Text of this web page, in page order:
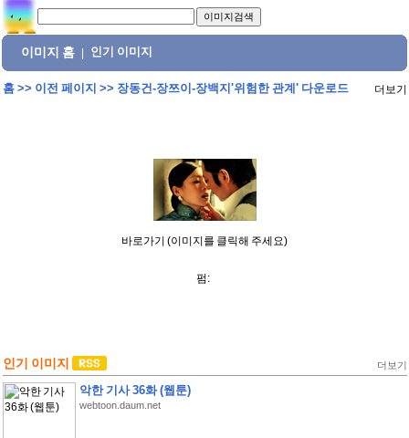
이미지 홈 인기 이미지
홈>> 이전 페이지 >> 장동건-장쯔이-장백지'위험한 관계' 다운로드 더보기
바로가기 (이미지를 클릭해 주세요)
펌:
인기 이미지 더보기
악한 기사 36화 (웹툰)
webtoon.daum.net